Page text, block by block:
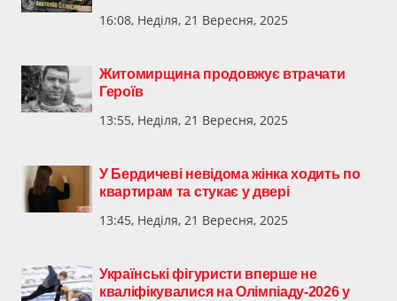
16:08, Неділя, 21 Вересня, 2025
Житомирщина продовжує втрачати
Героїв
13:55, Неділя, 21 Вересня, 2025
У Бердичеві невідома жінка ходить по
квартирам та стукає у двері
13:45, Неділя, 21 Вересня, 2025
Українські фігуристи вперше не
кваліфікувалися на Олімпіаду-2026 у